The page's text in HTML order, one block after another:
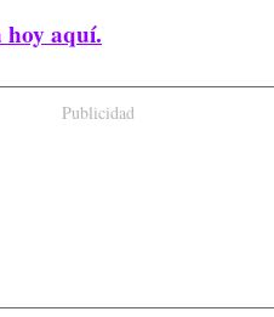
hoy aquí.
Publicidad